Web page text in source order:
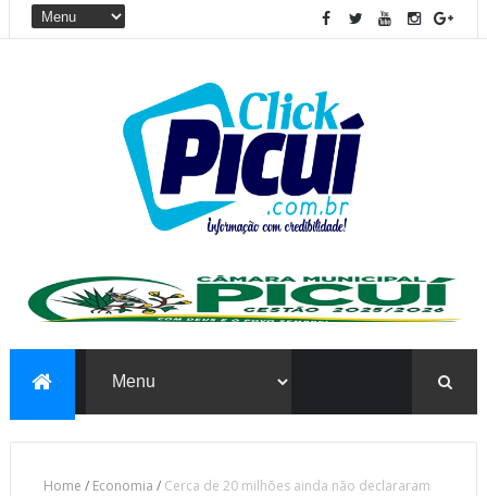
Home / Economia / Cerca de 20 milhões ainda não declararam